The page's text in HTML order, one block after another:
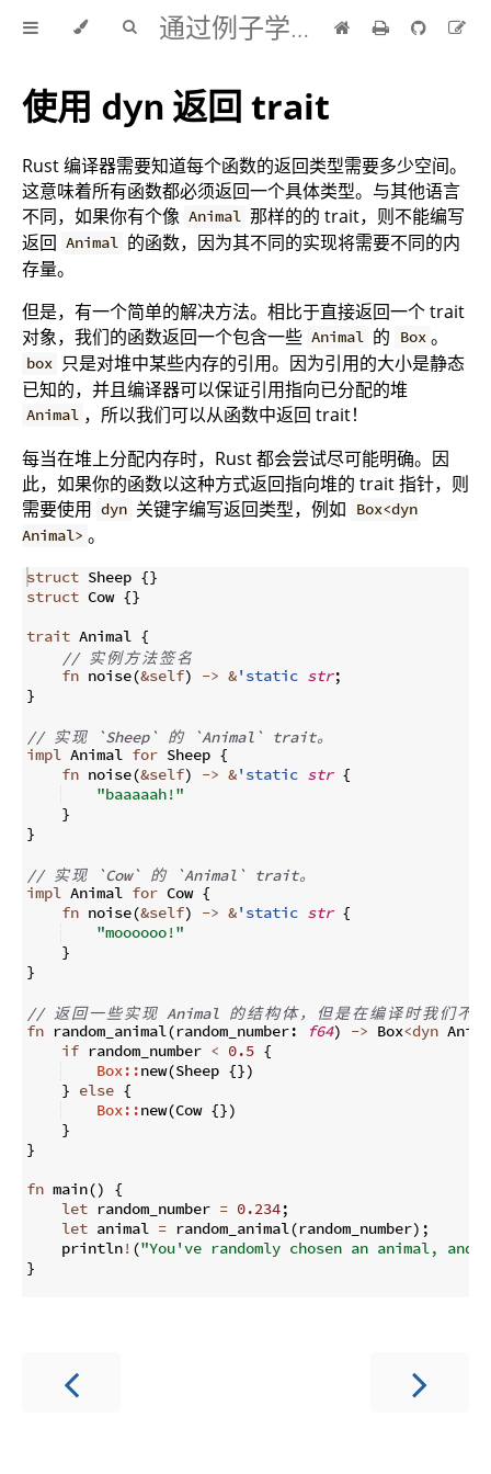
通过例子学 Rust 中文版
使用 dyn 返回 trait
Rust 编译器需要知道每个函数的返回类型需要多少空间。
这意味着所有函数都必须返回一个具体类型。与其他语言
不同，如果你有个像 Animal 那样的的 trait，则不能编写
返回 Animal 的函数，因为其不同的实现将需要不同的内
存量。
但是，有一个简单的解决方法。相比于直接返回一个 trait
对象，我们的函数返回一个包含一些 Animal 的 Box 。
box 只是对堆中某些内存的引用。因为引用的大小是静态
已知的，并且编译器可以保证引用指向已分配的堆
Animal ，所以我们可以从函数中返回 trait！
每当在堆上分配内存时，Rust 都会尝试尽可能明确。因
此，如果你的函数以这种方式返回指向堆的 trait 指针，则
需要使用 dyn 关键字编写返回类型，例如
Box<dyn
Animal> 。
struct Sheep {}
struct Cow {}
trait Animal {
// 实 例方法签名
fn noise(&self) -> &'static str;
}
// 实现 `Sheep` 的 `Animal` trait。
impl Animal for Sheep {
fn noise(&self) -> &'static str {
"baaaaah!"
}
}
// 实现 `Cow` 的 `Animal` trait。
impl Animal for Cow {
fn noise(&self) -> &'static str {
"moooooo!"
}
}
// 返回 一些 实现 Animal 的结构 体 ， 但是在编 译时我 们不
fn random_animal(random_number: f64) -> Box<dyn
if random_number < 0.5 {
Box::new(Sheep {})
} else {
Box::new(Cow {})
}
}
fn main()
{
let random_number = 0.234;
let animal = random_animal(random_number) ;
    println
! ("You've randomly chosen an animal,
}